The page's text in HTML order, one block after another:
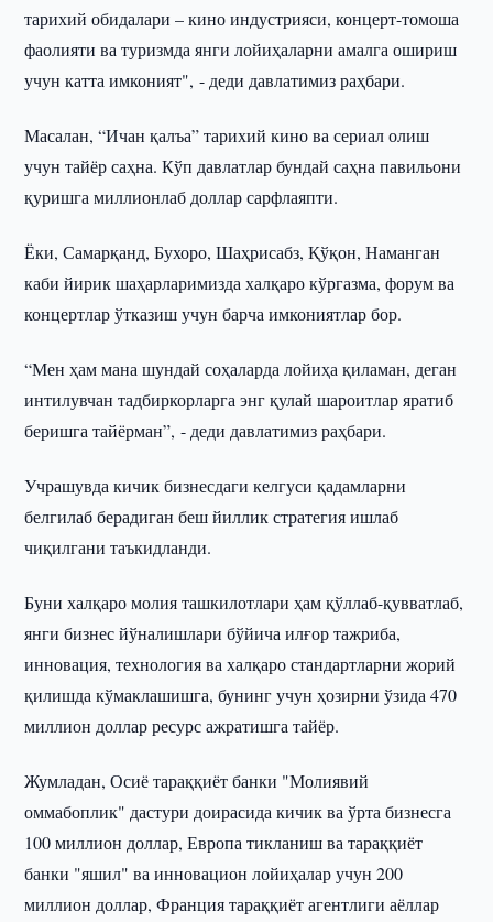
тарихий обидалари – кино индустрияси, концерт-томоша
фаолияти ва туризмда янги лойиҳаларни амалга ошириш
учун катта имконият", - деди давлатимиз раҳбари.
Масалан, “Ичан қалъа” тарихий кино ва сериал олиш
учун тайёр саҳна. Кўп давлатлар бундай саҳна павильони
қуришга миллионлаб доллар сарфлаяпти.
Ёки, Самарқанд, Бухоро, Шаҳрисабз, Қўқон, Наманган
каби йирик шаҳарларимизда халқаро кўргазма, форум ва
концертлар ўтказиш учун барча имкониятлар бор.
“Мен ҳам мана шундай соҳаларда лойиҳа қиламан, деган
интилувчан тадбиркорларга энг қулай шароитлар яратиб
беришга тайёрман”, - деди давлатимиз раҳбари.
Учрашувда кичик бизнесдаги келгуси қадамларни
белгилаб берадиган беш йиллик стратегия ишлаб
чиқилгани таъкидланди.
Буни халқаро молия ташкилотлари ҳам қўллаб-қувватлаб,
янги бизнес йўналишлари бўйича илғор тажриба,
инновация, технология ва халқаро стандартларни жорий
қилишда кўмаклашишга, бунинг учун ҳозирни ўзида 470
миллион доллар ресурс ажратишга тайёр.
Жумладан, Осиё тараққиёт банки "Молиявий
оммабоплик" дастури доирасида кичик ва ўрта бизнесга
100 миллион доллар, Европа тикланиш ва тараққиёт
банки "яшил" ва инновацион лойиҳалар учун 200
миллион доллар, Франция тараққиёт агентлиги аёллар